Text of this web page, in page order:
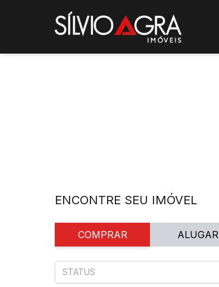
ENCONTRE SEU IMÓVEL
COMPRAR ALUGAR